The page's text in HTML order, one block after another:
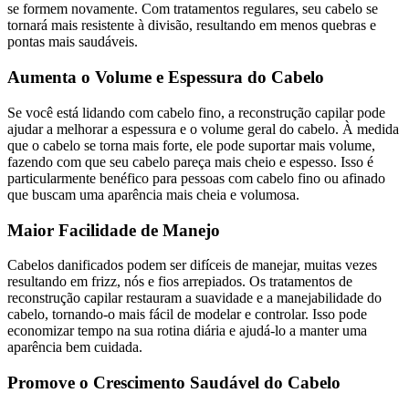
se formem novamente. Com tratamentos regulares, seu cabelo se
tornará mais resistente à divisão, resultando em menos quebras e
pontas mais saudáveis.
Aumenta o Volume e Espessura do Cabelo
Se você está lidando com cabelo fino, a reconstrução capilar pode
ajudar a melhorar a espessura e o volume geral do cabelo. À medida
que o cabelo se torna mais forte, ele pode suportar mais volume,
fazendo com que seu cabelo pareça mais cheio e espesso. Isso é
particularmente benéfico para pessoas com cabelo fino ou afinado
que buscam uma aparência mais cheia e volumosa.
Maior Facilidade de Manejo
Cabelos danificados podem ser difíceis de manejar, muitas vezes
resultando em frizz, nós e fios arrepiados. Os tratamentos de
reconstrução capilar restauram a suavidade e a manejabilidade do
cabelo, tornando-o mais fácil de modelar e controlar. Isso pode
economizar tempo na sua rotina diária e ajudá-lo a manter uma
aparência bem cuidada.
Promove o Crescimento Saudável do Cabelo